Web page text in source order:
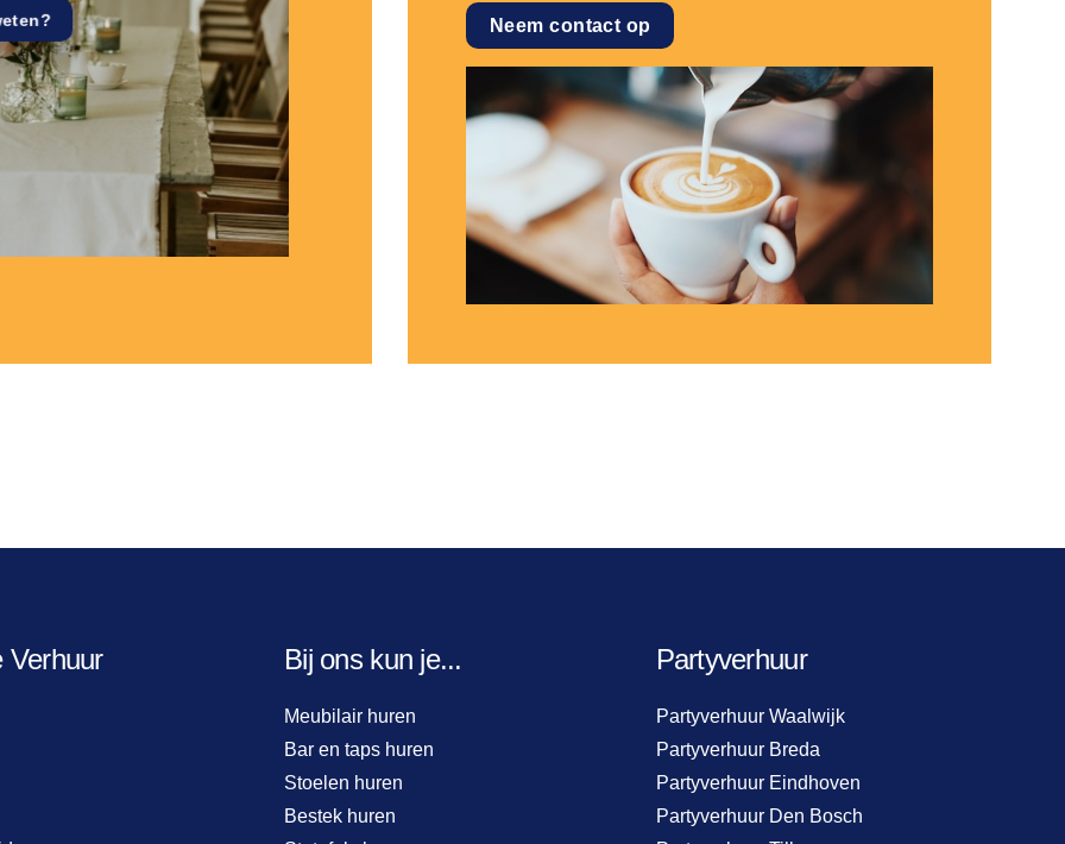
Neem contact op
Verhuur Bij ons kun je...
Meubilair huren
Bar en taps huren
Stoelen huren
Bestek huren
Partyverhuur
Partyverhuur Waalwijk
Partyverhuur Breda
Partyverhuur Eindhoven
Partyverhuur Den Bosch